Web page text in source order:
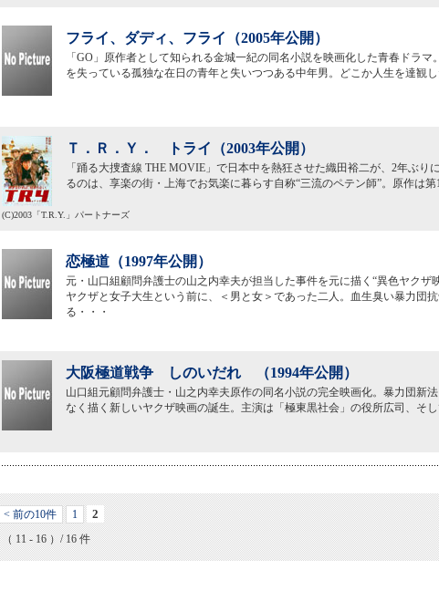
フライ、ダディ、フライ（2005年公開）
「GO」原作者として知られる金城一紀の同名小説を映画化した青春ドラ
を失っている孤独な在日の青年と失いつつある中年男。どこか人生を達観
Ｔ．Ｒ．Ｙ． トライ（2003年公開）
「踊る大捜査線 THE MOVIE」で日本中を熱狂させた織田裕二が、2年ぶり
るのは、享楽の街・上海でお気楽に暮らす自称“三流のペテン師”。原作は第
(C)2003「T.R.Y.」パートナーズ
恋極道（1997年公開）
元・山口組顧問弁護士の山之内幸夫が担当した事件を元に描く“異色ヤクザ映
ヤクザと女子大生という前に、＜男と女＞であった二人。血生臭い暴力団
る・・・
大阪極道戦争 しのいだれ （1994年公開）
山口組元顧問弁護士・山之内幸夫原作の同名小説の完全映画化。暴力団新
なく描く新しいヤクザ映画の誕生。主演は「極東黒社会」の役所広司、そ
< 前の10件 1 2
（ 11 - 16 ）/ 16 件